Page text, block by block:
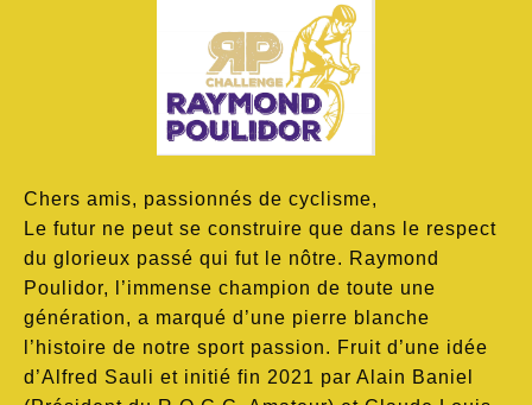
Chers amis, passionnés de cyclisme,
Le futur ne peut se construire que dans le respect
du glorieux passé qui fut le nôtre. Raymond
Poulidor, l’immense champion de toute une
génération, a marqué d’une pierre blanche
l’histoire de notre sport passion. Fruit d’une idée
d’Alfred Sauli et initié fin 2021 par Alain Baniel